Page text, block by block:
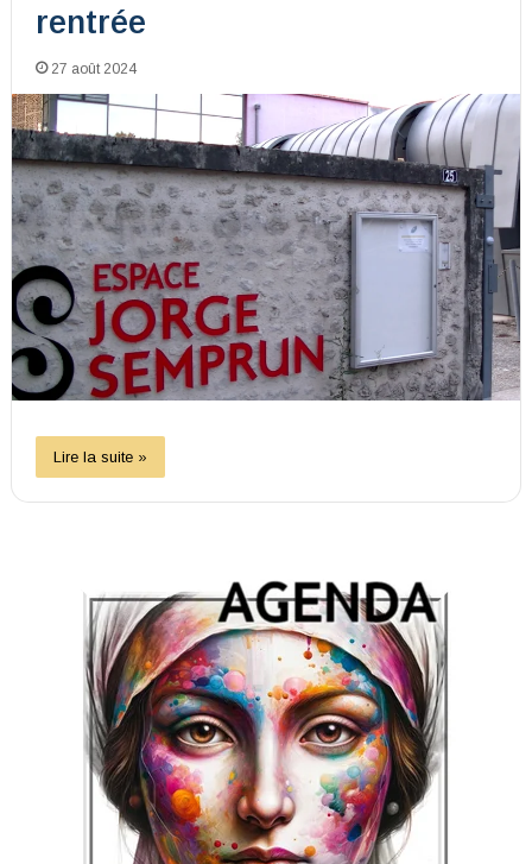
rentrée
27 août 2024
Lire la suite »